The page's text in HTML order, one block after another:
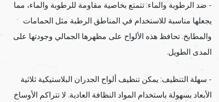
- ضد الرطوبة والماء: تتمتع بخاصية مقاومة للرطوبة والماء، مما
يجعلها مناسبة للاستخدام في المناطق الرطبة مثل الحمامات
والمطابخ. تحافظ هذه الألواح على مظهرها الجمالي وجودتها على
المدى الطويل.
- سهلة التنظيف: يمكن تنظيف ألواح الجدران البلاستيكية ثلاثية
الأبعاد بسهولة باستخدام المواد النظافة العادية. لا تتراكم الأوساخ